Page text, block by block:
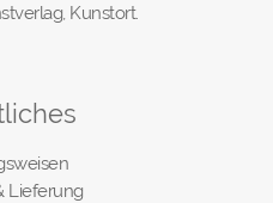
Kunstort.
Lieferung